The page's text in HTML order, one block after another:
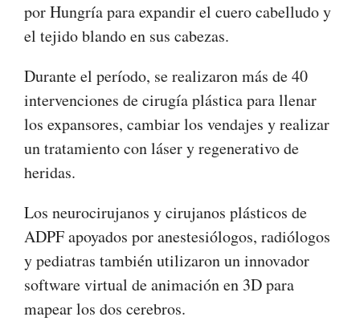
por Hungría para expandir el cuero cabelludo y
el tejido blando en sus cabezas.
Durante el período, se realizaron más de 40
intervenciones de cirugía plástica para llenar
los expansores, cambiar los vendajes y realizar
un tratamiento con láser y regenerativo de
heridas.
Los neurocirujanos y cirujanos plásticos de
ADPF apoyados por anestesiólogos, radiólogos
y pediatras también utilizaron un innovador
software virtual de animación en 3D para
mapear los dos cerebros.